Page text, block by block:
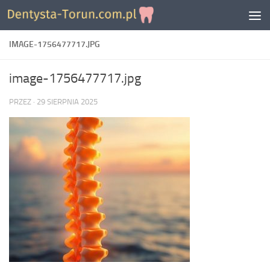
Skip to content
IMAGE-1756477717.JPG
image-1756477717.jpg
PRZEZ · 29 SIERPNIA 2025